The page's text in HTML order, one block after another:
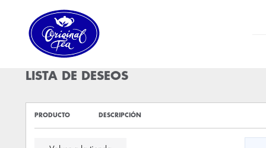
LISTA DE DESEOS
PRODUCTO DESCRIPCIÓN